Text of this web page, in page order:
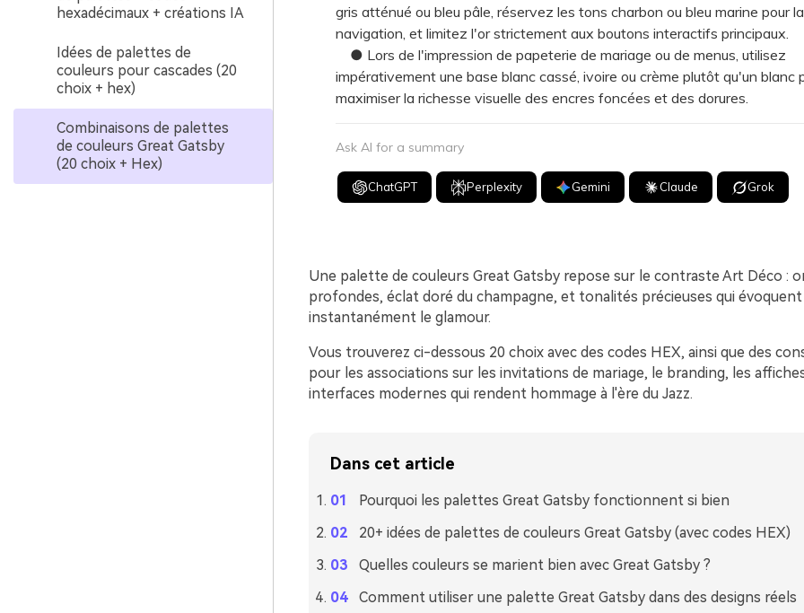
hexadécimaux + créations IA
Idées de palettes de
couleurs pour cascades (20
choix + hex)
Combinaisons de palettes
de couleurs Great Gatsby
(20 choix + Hex)
gris atténué ou bleu pâle, réservez les tons charbon ou bleu marine pour la
navigation, et limitez l'or strictement aux boutons interactifs principaux.
● Lors de l'impression de papeterie de mariage ou de menus, utilisez
impérativement une base blanc cassé, ivoire ou crème plutôt qu'un blanc
maximiser la richesse visuelle des encres foncées et des dorures.
Ask AI for a summary
ChatGPT Perplexity Gemini Claude Grok
Une palette de couleurs Great Gatsby repose sur le contraste Art Déco :
profondes, éclat doré du champagne, et tonalités précieuses qui évoquent
instantanément le glamour.
Vous trouverez ci-dessous 20 choix avec des codes HEX, ainsi que des
pour les associations sur les invitations de mariage, le branding, les
interfaces modernes qui rendent hommage à l'ère du Jazz.
Dans cet article
Pourquoi les palettes Great Gatsby fonctionnent si bien
20+ idées de palettes de couleurs Great Gatsby (avec codes HEX)
Quelles couleurs se marient bien avec Great Gatsby ?
Comment utiliser une palette Great Gatsby dans des designs réels